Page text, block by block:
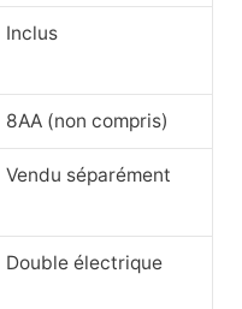
Inclus
8AA (non compris)
Vendu séparément
Double électrique